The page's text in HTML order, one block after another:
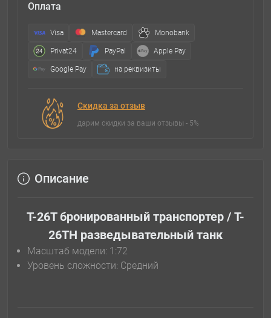
Оплата
Visa Mastercard Monobank
Privat24 PayPal Apple Pay
Google Pay на реквизиты
Скидка за отзыв
дарим скидки за ваши отзывы - 5%
Описание
T-26Т бронированный транспортер / T-
26ТН разведывательный танк
Масштаб модели: 1:72
Уровень сложности: Cредний